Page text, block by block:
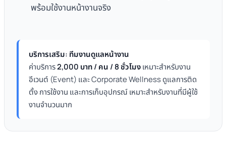
พร้อมใช้งานหน้างานจริง
บริการเสริม: ทีมงานดูแลหน้างาน
ค่าบริการ2,000 บาท / คน / 8 ชั่วโมงเหมาะสำหรับงาน
อีเวนต์ (Event) และ Corporate Wellness ดูแลการติด
ตั้ง การใช้งาน และการเก็บอุปกรณ์ เหมาะสำหรับงานที่มีผู้ใช้
งานจำนวนมาก